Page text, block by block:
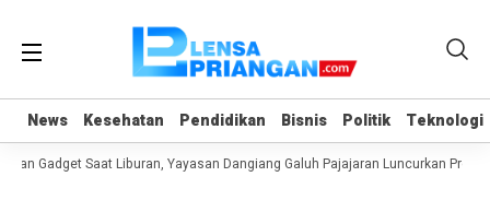
News Kesehatan Pendidikan Bisnis Politik Teknologi
News Kesehatan Pendidikan Bisnis Politik Teknologi
Gadget Saat Liburan, Yayasan Dangiang Galuh Pajajaran Luncurkan